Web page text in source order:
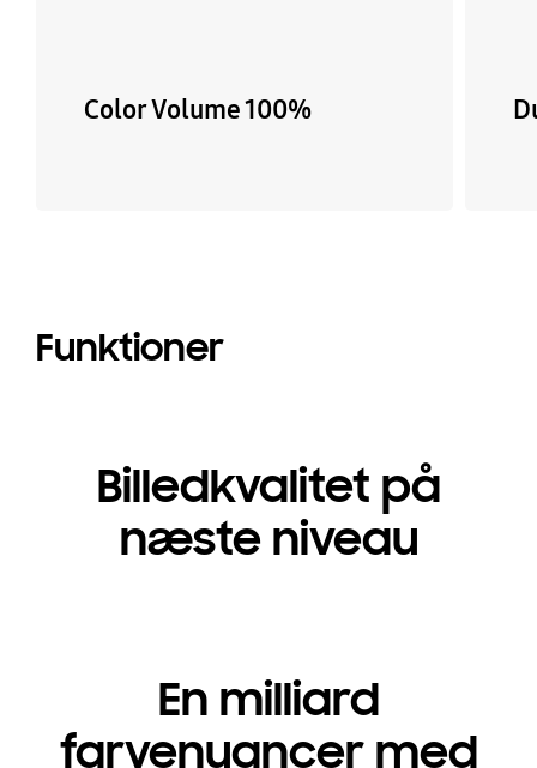
Color Volume 100%
Funktioner
Billedkvalitet på
næste niveau
En milliard
farvenuancer med